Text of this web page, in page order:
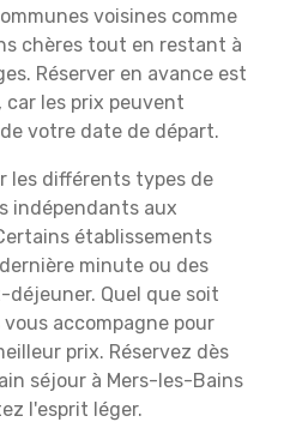
voisines comme
chères tout en restant à
Réserver en avance est
les prix peuvent
votre date de départ.
les différents types de
indépendants aux
établissements
minute ou des
Quel que soit
accompagne pour
prix. Réservez dès
séjour à Mers-les-Bains
l'esprit léger.